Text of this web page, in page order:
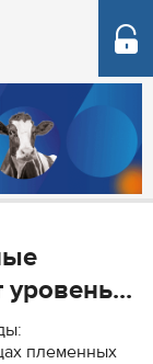
племенных